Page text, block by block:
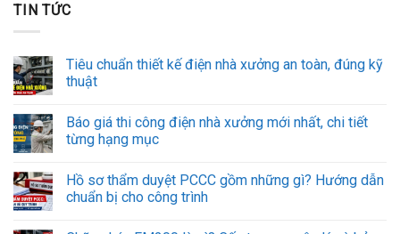
TIN TỨC
Tiêu chuẩn thiết kế điện nhà xưởng an toàn, đúng kỹ
thuật
Báo giá thi công điện nhà xưởng mới nhất, chi tiết
từng hạng mục
Hồ sơ thẩm duyệt PCCC gồm những gì? Hướng dẫn
chuẩn bị cho công trình